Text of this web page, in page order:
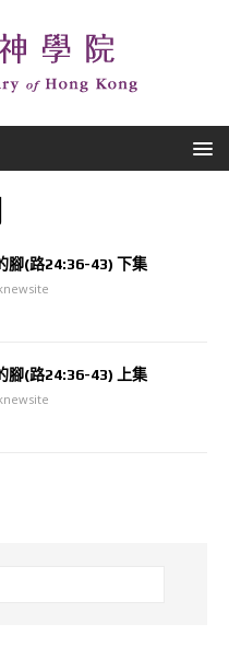
腳(路24:36-43) 下集
腳(路24:36-43) 上集